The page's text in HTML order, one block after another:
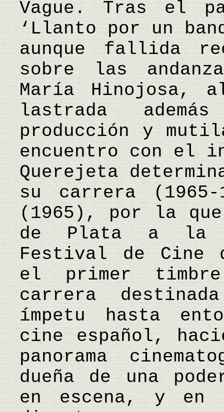
Vague. Tras el
‘Llanto por un
aunque fallida
sobre las
María Hinojosa,
lastrada
producción y
encuentro con el
Querejeta
su carrera
(1965), por la
de Plata a la
Festival de Cine
el primer
carrera
ímpetu hasta
cine español,
panorama
dueña de una
en escena, y